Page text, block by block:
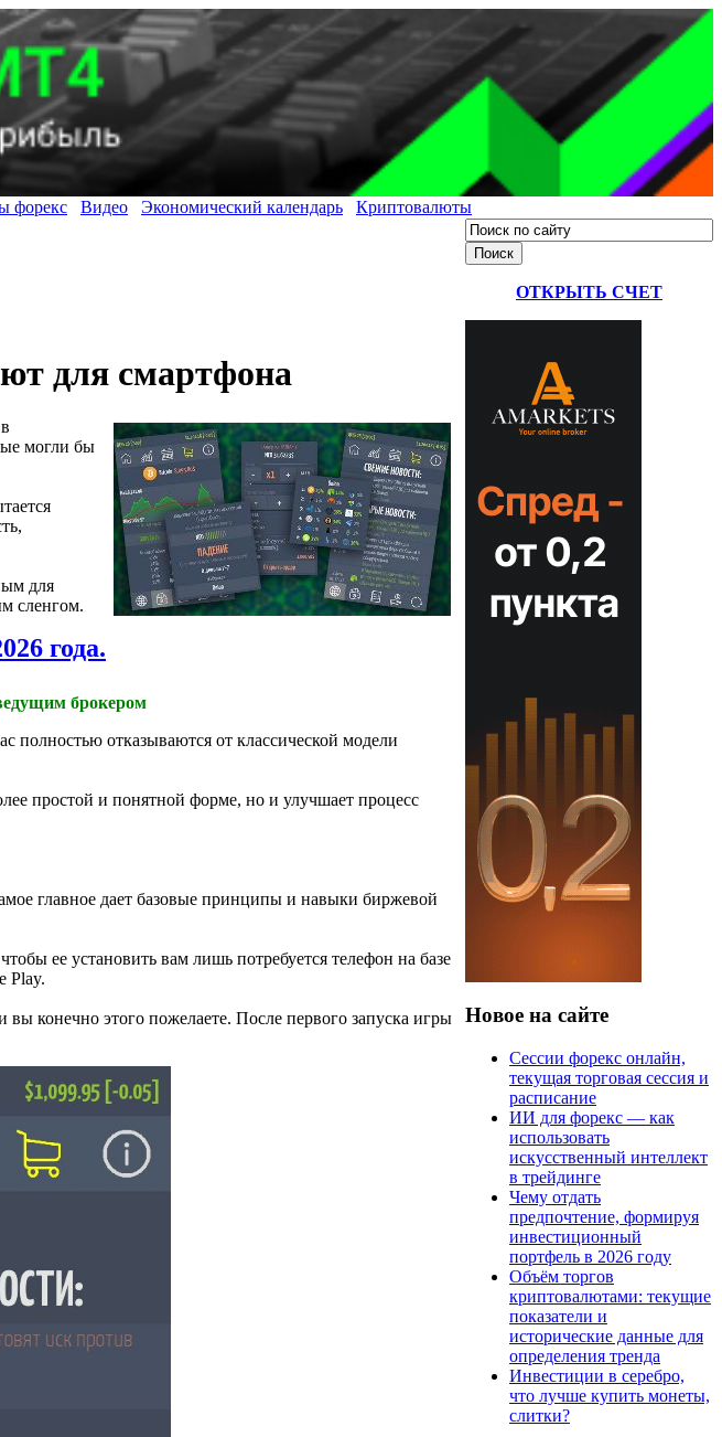
форекс Видео Экономический календарь Криптовалюты
для смартфона
могли бы
для
сленгом.
года.
брокером
отказываются от классической модели
простой и понятной форме, но и улучшает процесс
главное дает базовые принципы и навыки биржевой
ее установить вам лишь потребуется телефон на базе
Play.
вы конечно этого пожелаете. После первого запуска игры
ОТКРЫТЬ СЧЕТ
Новое на сайте
Сессии форекс онлайн,
текущая торговая сессия и
расписание
ИИ для форекс — как
использовать
искусственный интеллект
в трейдинге
Чему отдать
предпочтение, формируя
инвестиционный
портфель в 2026 году
Объём торгов
криптовалютами: текущие
показатели и
исторические данные для
определения тренда
Инвестиции в серебро,
что лучше купить монеты,
слитки?